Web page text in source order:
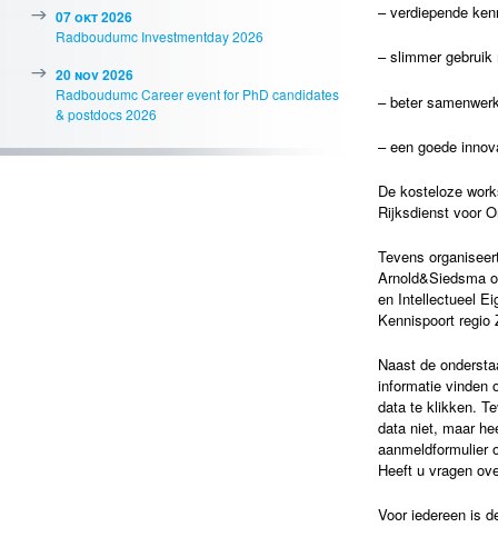
– verdiepende
– slimmer
– beter
– een goede
De kosteloze
Rijksdienst voor
Tevens
Arnold&Siedsma
en Intellectueel
Kennispoort regio
Naast de
informatie vinden
data te klikken.
data niet, maar
aanmeldformulier
Heeft u vragen
Voor iedereen is
07 okt 2026
Radboudumc Investmentday 2026
20 nov 2026
Radboudumc Career event for PhD candidates
& postdocs 2026